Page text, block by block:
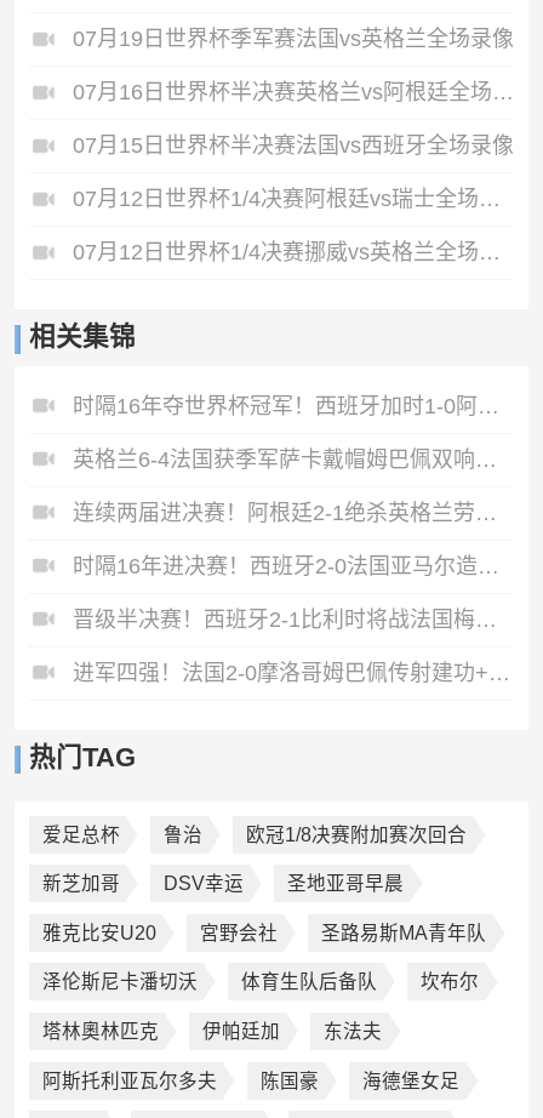
07月19日世界杯季军赛法国vs英格兰全场录像
07月16日世界杯半决赛英格兰vs阿根廷全场录像
07月15日世界杯半决赛法国vs西班牙全场录像
07月12日世界杯1/4决赛阿根廷vs瑞士全场录像
07月12日世界杯1/4决赛挪威vs英格兰全场录像
相关集锦
时隔16年夺世界杯冠军！西班牙加时1-0阿根廷费兰制胜恩佐染红
英格兰6-4法国获季军萨卡戴帽姆巴佩双响创纪录奥利塞2助+失良机
连续两届进决赛！阿根廷2-1绝杀英格兰劳塔罗恩佐破门梅西两助攻
时隔16年进决赛！西班牙2-0法国亚马尔造点奥亚萨瓦尔、波罗破门
晋级半决赛！西班牙2-1比利时将战法国梅里诺替补绝杀拉门斯送礼
进军四强！法国2-0摩洛哥姆巴佩传射建功+失点登贝莱贴地斩
热门TAG
爱足总杯 鲁治 欧冠1/8决赛附加赛次回合
新芝加哥 DSV幸运 圣地亚哥早晨
雅克比安U20 宮野会社 圣路易斯MA青年队
泽伦斯尼卡潘切沃 体育生队后备队 坎布尔
塔林奧林匹克 伊帕廷加 东法夫
阿斯托利亚瓦尔多夫 陈国豪 海德堡女足